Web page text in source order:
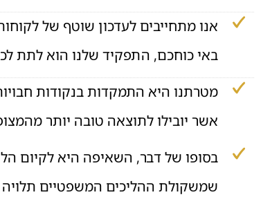
אנו מתחייבים לעדכון שוטף של
באי כוחכם, התפקיד שלנו הוא לתת
מטרתנו היא התמקדות בנקודות
אשר יובילו לתוצאה טובה יותר
בסופו של דבר, השאיפה היא לקיום
שמשקולת ההליכים המשפטיים תלויה